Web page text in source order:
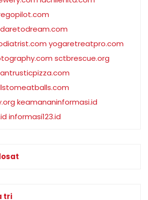
yogaretreatpro.com
sctbrescue.org
keamananinformasi.id
informasi123.id
tri